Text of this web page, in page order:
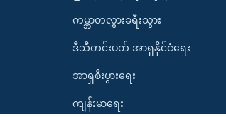
ကမ္ဘာတလွှားခရီးသွား
ဒီသီတင်းပတ် အာရှနိုင်ငံရေး
အာရှစီးပွားရေး
ကျန်းမာရေး